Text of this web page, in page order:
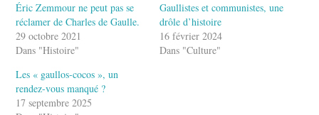
Éric Zemmour ne peut pas se
réclamer de Charles de Gaulle.
29 octobre 2021
Dans "Histoire"
Gaullistes et communistes, une
drôle d’histoire
16 février 2024
Dans "Culture"
Les « gaullos-cocos », un
rendez-vous manqué ?
17 septembre 2025